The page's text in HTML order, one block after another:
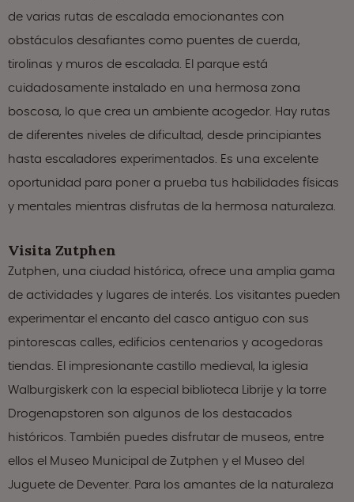
de varias rutas de escalada emocionantes con
obstáculos desafiantes como puentes de cuerda,
tirolinas y muros de escalada. El parque está
cuidadosamente instalado en una hermosa zona
boscosa, lo que crea un ambiente acogedor. Hay rutas
de diferentes niveles de dificultad, desde principiantes
hasta escaladores experimentados. Es una excelente
oportunidad para poner a prueba tus habilidades físicas
y mentales mientras disfrutas de la hermosa naturaleza.
Visita Zutphen
Zutphen, una ciudad histórica, ofrece una amplia gama
de actividades y lugares de interés. Los visitantes pueden
experimentar el encanto del casco antiguo con sus
pintorescas calles, edificios centenarios y acogedoras
tiendas. El impresionante castillo medieval, la iglesia
Walburgiskerk con la especial biblioteca Librije y la torre
Drogenapstoren son algunos de los destacados
históricos. También puedes disfrutar de museos, entre
ellos el Museo Municipal de Zutphen y el Museo del
Juguete de Deventer. Para los amantes de la naturaleza